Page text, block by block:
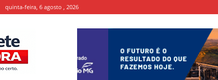
quinta-feira, 6 agosto , 2026